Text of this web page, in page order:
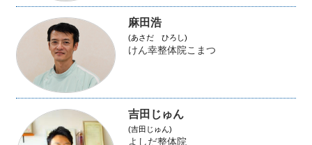
麻田浩
(あさだ ひろし)
けん幸整体院こまつ
吉田じゅん
(吉田じゅん)
よしだ整体院